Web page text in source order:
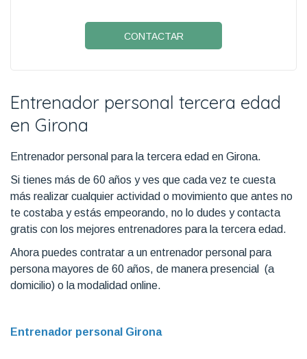
CONTACTAR
Entrenador personal tercera edad
en Girona
Entrenador personal para la tercera edad en Girona.
Si tienes más de 60 años y ves que cada vez te cuesta
más realizar cualquier actividad o movimiento que antes no
te costaba y estás empeorando, no lo dudes y contacta
gratis con los mejores entrenadores para la tercera edad.
Ahora puedes contratar a un entrenador personal para
persona mayores de 60 años, de manera presencial (a
domicilio) o la modalidad online.
Entrenador personal Girona